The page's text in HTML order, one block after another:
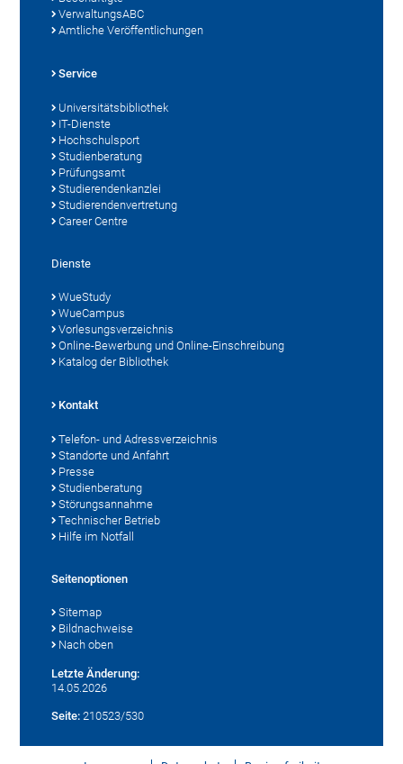
VerwaltungsABC
Amtliche Veröffentlichungen
Service
Universitätsbibliothek
IT-Dienste
Hochschulsport
Studienberatung
Prüfungsamt
Studierendenkanzlei
Studierendenvertretung
Career Centre
Dienste
WueStudy
WueCampus
Vorlesungsverzeichnis
Online-Bewerbung und Online-Einschreibung
Katalog der Bibliothek
Kontakt
Telefon- und Adressverzeichnis
Standorte und Anfahrt
Presse
Studienberatung
Störungsannahme
Technischer Betrieb
Hilfe im Notfall
Seitenoptionen
Sitemap
Bildnachweise
Nach oben
Letzte Änderung:
14.05.2026
Seite: 210523/530